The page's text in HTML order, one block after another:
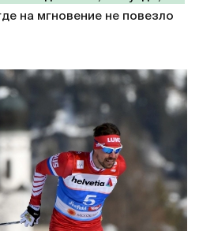
на мгновение не повезло